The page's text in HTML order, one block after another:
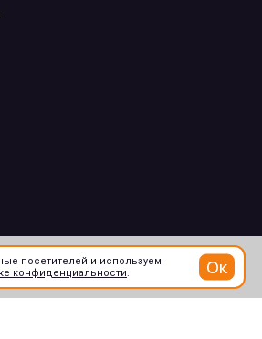
В корзину
посетителей и используем
конфиденциальности. Ок